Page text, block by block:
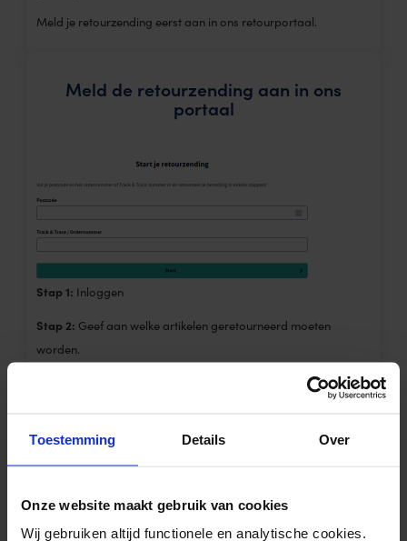
Toestemming Details Over
Onze website maakt gebruik van cookies
Wij gebruiken altijd functionele en analytische cookies.
Meld je retourzending eerst aan in ons retourportaal.
Meld de retourzending aan in ons
portaal
Stap 1: Inloggen
Stap 2: Geef aan welke artikelen geretourneerd moeten
worden.